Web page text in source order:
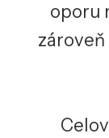
oporu